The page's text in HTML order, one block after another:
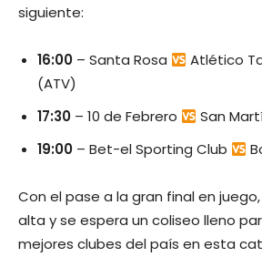
siguiente:
16:00 – Santa Rosa
Atlético
(ATV)
17:30 – 10 de Febrero
San
19:00 – Bet-el Sporting Club
Con el pase a la gran final en
alta y se espera un coliseo lleno
mejores clubes del país en esta